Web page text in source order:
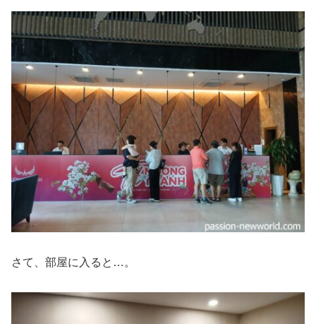
さて、部屋に入ると…。